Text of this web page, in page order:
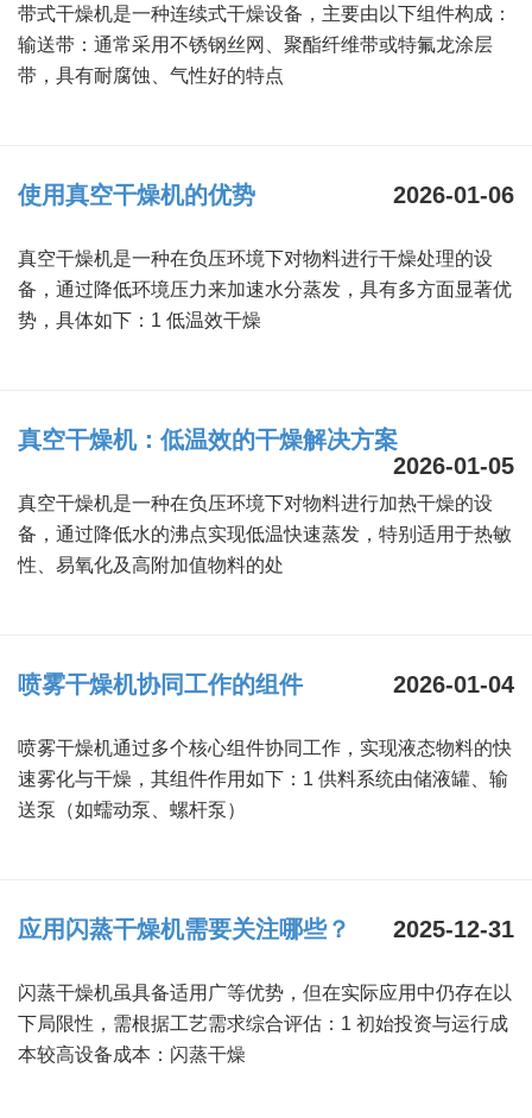
带式干燥机是一种连续式干燥设备，主要由以下组件构成：
输送带：通常采用不锈钢丝网、聚酯纤维带或特氟龙涂层
带，具有耐腐蚀、气性好的特点
使用真空干燥机的优势 2026-01-06
真空干燥机是一种在负压环境下对物料进行干燥处理的设
备，通过降低环境压力来加速水分蒸发，具有多方面显著优
势，具体如下：1 低温效干燥
真空干燥机：低温效的干燥解决方案
2026-01-05
真空干燥机是一种在负压环境下对物料进行加热干燥的设
备，通过降低水的沸点实现低温快速蒸发，特别适用于热敏
性、易氧化及高附加值物料的处
喷雾干燥机协同工作的组件 2026-01-04
喷雾干燥机通过多个核心组件协同工作，实现液态物料的快
速雾化与干燥，其组件作用如下：1 供料系统由储液罐、输
送泵（如蠕动泵、螺杆泵）
应用闪蒸干燥机需要关注哪些？ 2025-12-31
闪蒸干燥机虽具备适用广等优势，但在实际应用中仍存在以
下局限性，需根据工艺需求综合评估：1 初始投资与运行成
本较高设备成本：闪蒸干燥